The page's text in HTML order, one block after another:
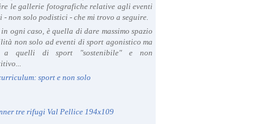
le gallerie fotografiche relative agli eventi
- non solo podistici - che mi trovo a seguire.
ogni caso, è quella di dare massimo spazio
non solo ad eventi di sport agonistico ma
a quelli di sport "sostenibile" e non
sport e non solo